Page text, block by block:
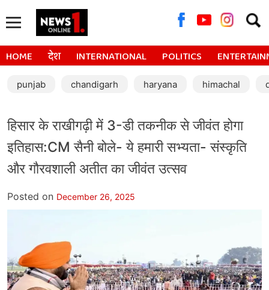
for:
HOME देश INTERNATIONAL POLITICS
punjab chandigarh haryana himachal
हिसार के राखीगढ़ी में 3-डी तकनीक से जीवंत होगा
इतिहास:CM सैनी बोले- ये हमारी सभ्यता- संस्कृति
और गौरवशाली अतीत का जीवंत उत्सव
Posted on December 26, 2025